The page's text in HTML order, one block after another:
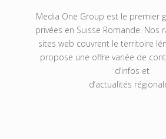
Media One Group est le premier
privées en Suisse Romande. Nos
sites web couvrent le territoire
propose une offre variée de
d’infos et
d’actualités